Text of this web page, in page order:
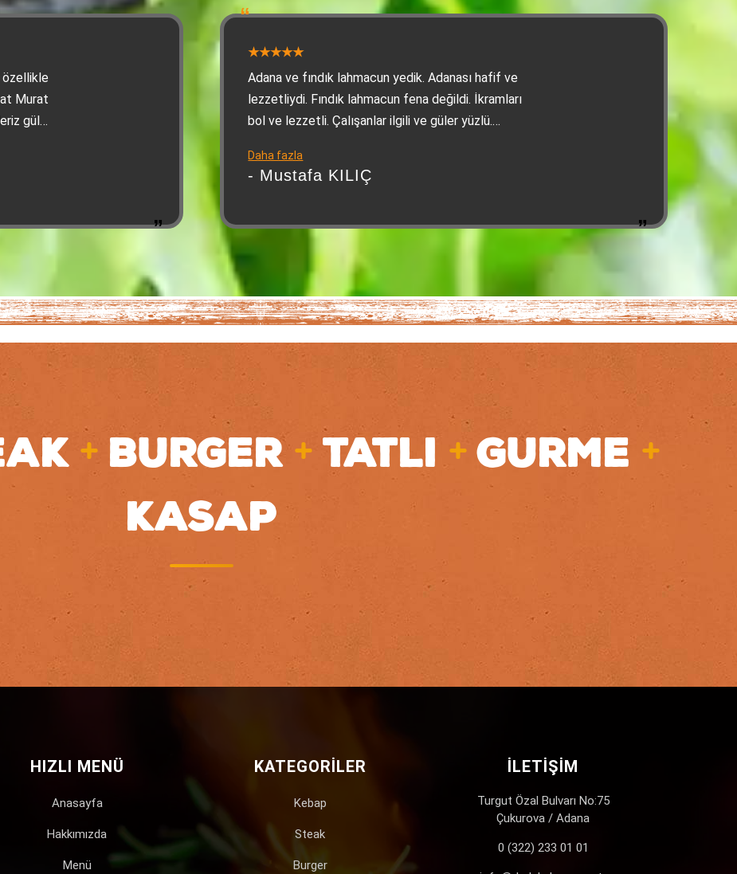
özellikle
Murat
güler
Adana ve fındık lahmacun yedik. Adanası hafif ve
lezzetliydi. Fındık lahmacun fena değildi. İkramları
bol ve lezzetli. Çalışanlar ilgili ve güler yüzlü.
tavsiye ederim.
Daha fazla
- Mustafa KILIÇ
+ BURGER + TATLI + GURME +
KASAP
HIZLI MENÜ
Anasayfa
Hakkımızda
Menü
KATEGORILER
Kebap
Steak
Burger
İLETIŞIM
Turgut Özal Bulvarı No:75
Çukurova / Adana
0 (322) 233 01 01